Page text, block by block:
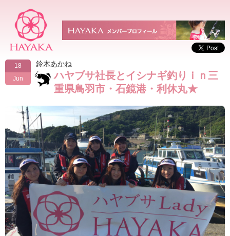
18
Jun
鈴木あかね
ハヤブサ社長とイシナギ釣りｉｎ三
重県鳥羽市・石鏡港・利休丸★